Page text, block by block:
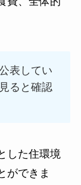
表してい
ると確認
した住環境
ができま